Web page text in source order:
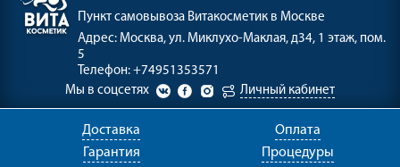
Пункт самовывоза Витакосметик в Москве
Адрес: Москва, ул. Миклухо-Маклая, д34, 1 этаж, пом.
5
Телефон: +74951353571
Мы в соцсетях
Личный кабинет
Доставка
Оплата
Гарантия
Процедуры